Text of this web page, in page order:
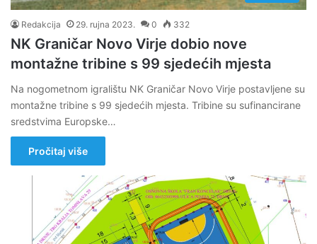
Redakcija 29. rujna 2023. 0 332
NK Graničar Novo Virje dobio nove
montažne tribine s 99 sjedećih mjesta
Na nogometnom igralištu NK Graničar Novo Virje postavljene su
montažne tribine s 99 sjedećih mjesta. Tribine su sufinancirane
sredstvima Europske…
Pročitaj više